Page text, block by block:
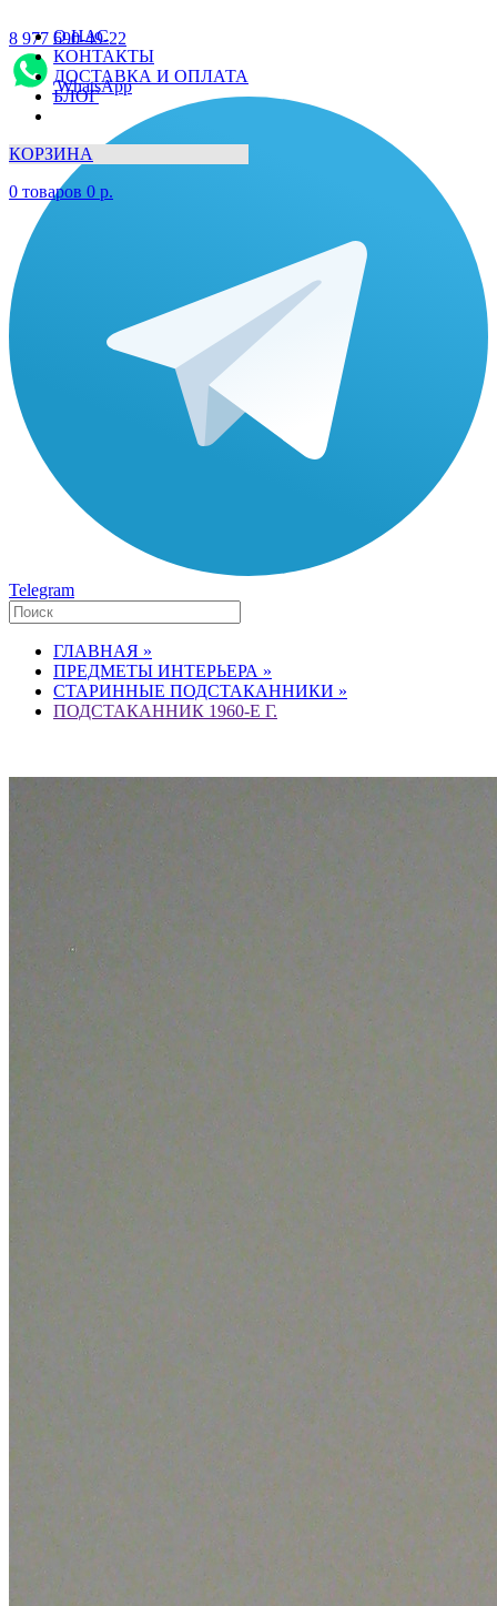
О НАС
КОНТАКТЫ
ДОСТАВКА И ОПЛАТА
БЛОГ
КОРЗИНА
0 товаров 0 р.
8 977 690-49-22
WhatsApp
Telegram
ГЛАВНАЯ »
ПРЕДМЕТЫ ИНТЕРЬЕРА »
СТАРИННЫЕ ПОДСТАКАННИКИ »
ПОДСТАКАННИК 1960-Е Г.